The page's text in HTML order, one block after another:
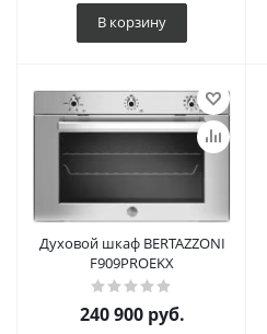
В корзину
Духовой шкаф BERTAZZONI
F909PROEKX
240 900руб.